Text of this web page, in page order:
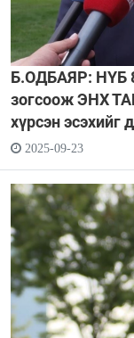
Б.ОДБАЯР: НҮБ
зогсоож ЭНХ
хүрсэн эсэхийг
2025-09-23